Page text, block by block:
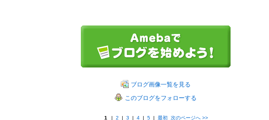
ブログ画像一覧を見る
このブログをフォローする
1 | 2 | 3 | 4 | 5 | 最初 次のページへ>>